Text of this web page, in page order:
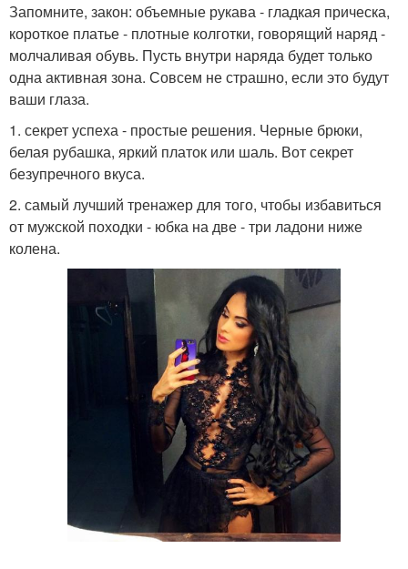
Запомните, закон: объемные рукава - гладкая прическа,
короткое платье - плотные колготки, говорящий наряд -
молчаливая обувь. Пусть внутри наряда будет только
одна активная зона. Совсем не страшно, если это будут
ваши глаза.
1. секрет успеха - простые решения. Черные брюки,
белая рубашка, яркий платок или шаль. Вот секрет
безупречного вкуса.
2. самый лучший тренажер для того, чтобы избавиться
от мужской походки - юбка на две - три ладони ниже
колена.